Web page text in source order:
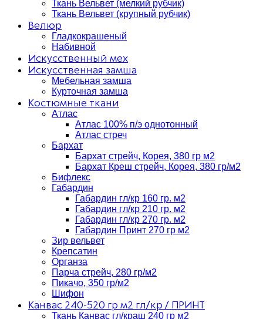
Ткань Вельвет (мелкий рубчик)
Ткань Вельвет (крупный рубчик)
Велюр
Гладкокрашеный
Набивной
Искусственный мех
Искусственная замша
Мебельная замша
Курточная замша
Костюмные ткани
Атлас
Атлас 100% п/э однотонный
Атлас стреч
Бархат
Бархат стрейч, Корея, 380 гр м2
Бархат Креш стрейч, Корея, 380 гр/м2
Бифлекс
Габардин
Габардин гл/кр 160 гр. м2
Габардин гл/кр 210 гр. м2
Габардин гл/кр 270 гр. м2
Габардин Принт 270 гр м2
Зир вельвет
Крепсатин
Органза
Парча стрейч, 280 гр/м2
Пикачо, 350 гр/м2
Шифон
Канвас 240-520 гр м2 гл/кр / ПРИНТ
Ткань Канвас гл/краш 240 гр м2